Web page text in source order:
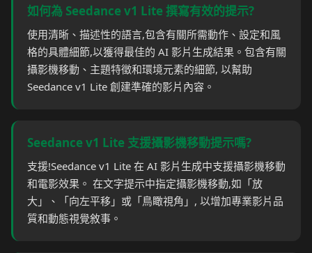
如何為 Seedance v1 Lite 撰寫有效的提示?
使用清晰、描述性的語言,包含有關所需動作、設定和風
格的具體細節,以獲得最佳的 AI 影片生成結果。包含有關
攝影機移動、主題特徵和環境元素的細節, 以幫助
Seedance v1 Lite 創建準確的影片內容。
Seedance v1 Lite 支援攝影機移動提示嗎?
支援!Seedance v1 Lite 在 AI 影片生成中支援攝影機移動
和電影效果。 在文字提示中指定攝影機移動,如「放
大」、「向左平移」或「鳥瞰視角」, 以增加專業影片品
質和動態視覺敘事。